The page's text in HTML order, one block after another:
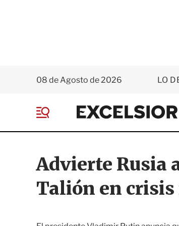
08 de Agosto de 2026 LO
E
x
i
e
Advierte Rusia
Talión en